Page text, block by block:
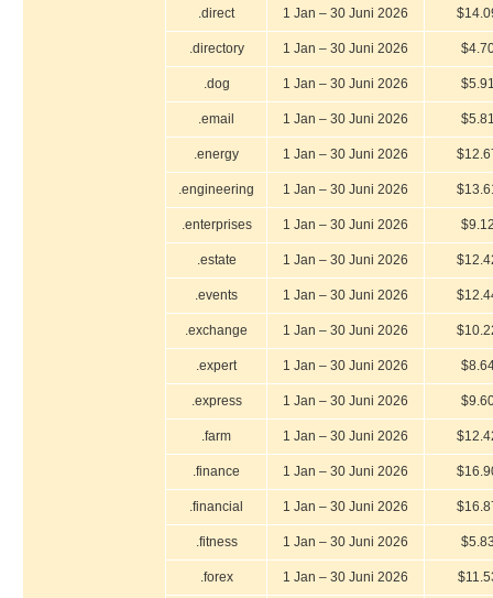
.direct 1 Jan – 30 Juni 2026
.directory 1 Jan – 30 Juni 2026
.dog 1 Jan – 30 Juni 2026
.email 1 Jan – 30 Juni 2026
.energy 1 Jan – 30 Juni 2026
.engineering 1 Jan – 30 Juni 2026
.enterprises 1 Jan – 30 Juni 2026
.estate 1 Jan – 30 Juni 2026
.events 1 Jan – 30 Juni 2026
.exchange 1 Jan – 30 Juni 2026
.expert 1 Jan – 30 Juni 2026
.express 1 Jan – 30 Juni 2026
.farm 1 Jan – 30 Juni 2026
.finance 1 Jan – 30 Juni 2026
.financial 1 Jan – 30 Juni 2026
.fitness 1 Jan – 30 Juni 2026
.forex 1 Jan – 30 Juni 2026